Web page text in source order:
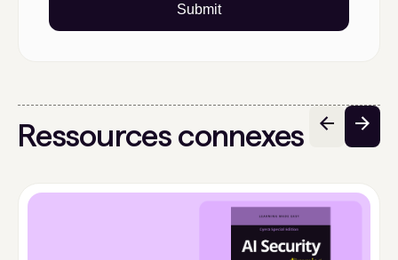
Submit
Ressources connexes